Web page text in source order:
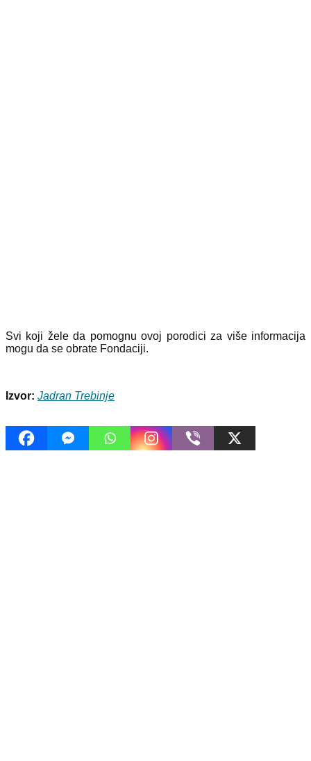
Svi koji žele da pomognu ovoj porodici za više informacija
mogu da se obrate Fondaciji.
Izvor: Jadran Trebinje